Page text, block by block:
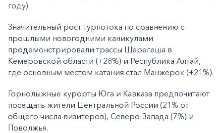
году).
Значительный рост турпотока по сравнению с
прошлыми новогодними каникулами
продемонстрировали трассы Шерегеша в
Кемеровской области (+28%) и Республика Алтай,
где основным местом катания стал Манжерок (+21%).
Горнолыжные курорты Юга и Кавказа предпочитают
посещать жители Центральной России (21% от
общего числа визитеров), Северо-Запада (7%) и
Поволжья.